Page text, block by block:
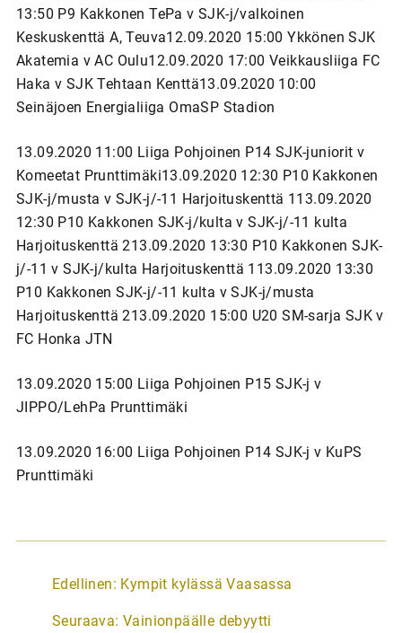
13:50 P9 Kakkonen TePa v SJK-j/valkoinen
Keskuskenttä A, Teuva12.09.2020 15:00 Ykkönen SJK
Akatemia v AC Oulu12.09.2020 17:00 Veikkausliiga FC
Haka v SJK Tehtaan Kenttä13.09.2020 10:00
Seinäjoen Energialiiga OmaSP Stadion
13.09.2020 11:00 Liiga Pohjoinen P14 SJK-juniorit v
Komeetat Prunttimäki13.09.2020 12:30 P10 Kakkonen
SJK-j/musta v SJK-j/-11 Harjoituskenttä 113.09.2020
12:30 P10 Kakkonen SJK-j/kulta v SJK-j/-11 kulta
Harjoituskenttä 213.09.2020 13:30 P10 Kakkonen SJK-
j/-11 v SJK-j/kulta Harjoituskenttä 113.09.2020 13:30
P10 Kakkonen SJK-j/-11 kulta v SJK-j/musta
Harjoituskenttä 213.09.2020 15:00 U20 SM-sarja SJK v
FC Honka JTN
13.09.2020 15:00 Liiga Pohjoinen P15 SJK-j v
JIPPO/LehPa Prunttimäki
13.09.2020 16:00 Liiga Pohjoinen P14 SJK-j v KuPS
Prunttimäki
A
Edellinen: Kympit kylässä Vaasassa
Seuraava: Vainionpäälle debyytti